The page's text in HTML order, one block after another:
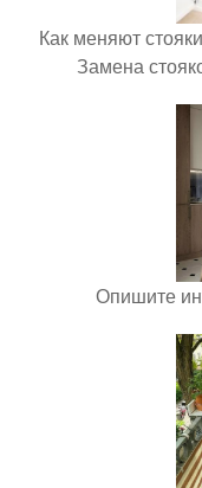
Как меняют
Замена
Опишите